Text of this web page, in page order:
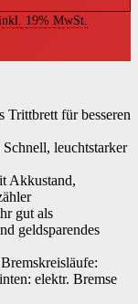
19% MwSt.
Trittbrett für besseren
leuchtstarker
Akkustand,
gut als
geldsparendes
elektr. Bremse